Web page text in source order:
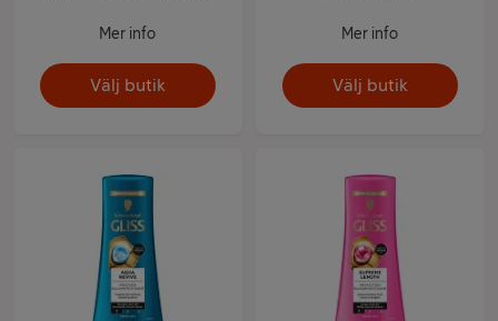
Mer info
Välj butik
Mer info
Välj butik